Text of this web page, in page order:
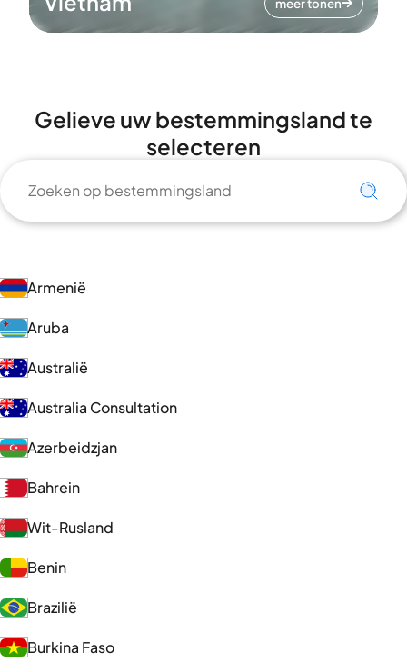
meer tonen
Gelieve uw bestemmingsland te
selecteren
Armenië
Aruba
Australië
Australia Consultation
Azerbeidzjan
Bahrein
Wit-Rusland
Benin
Brazilië
Burkina Faso